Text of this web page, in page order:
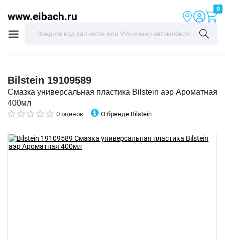
www.eibach.ru
0
Bilstein 19109589
Смазка универсальная пластика Bilstein аэр Ароматная
400мл
0 оценок О бренде Bilstein